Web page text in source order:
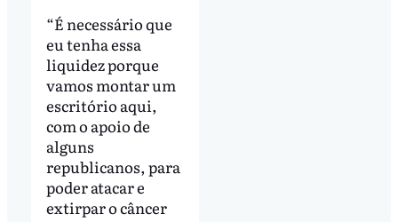
“É necessário que
eu tenha essa
liquidez porque
vamos montar um
escritório aqui,
com o apoio de
alguns
republicanos, para
poder atacar e
extirpar o câncer